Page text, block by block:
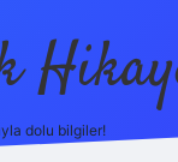
dolu bilgiler!